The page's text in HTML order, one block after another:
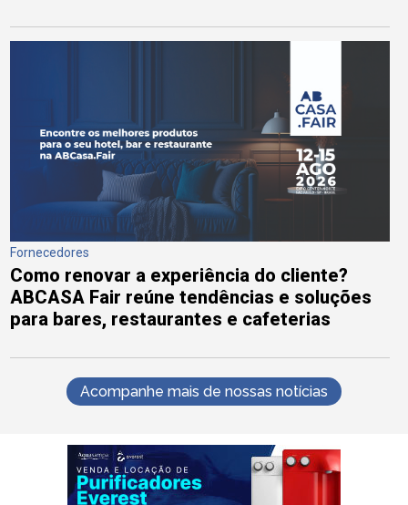
Fornecedores
Como renovar a experiência do cliente?
ABCASA Fair reúne tendências e soluções
para bares, restaurantes e cafeterias
Acompanhe mais de nossas notícias